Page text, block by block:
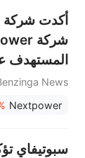
شركة في
المستهدف عند 149
News
Nextpower
سبوتيفاي